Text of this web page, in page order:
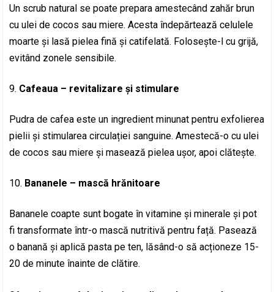
Un scrub natural se poate prepara amestecând zahăr brun
cu ulei de cocos sau miere. Acesta îndepărtează celulele
moarte și lasă pielea fină și catifelată. Folosește-l cu grijă,
evitând zonele sensibile.
Cafeaua – revitalizare și stimulare
Pudra de cafea este un ingredient minunat pentru exfolierea
pielii și stimularea circulației sanguine. Amestecă-o cu ulei
de cocos sau miere și masează pielea ușor, apoi clătește.
Bananele – mască hrănitoare
Bananele coapte sunt bogate în vitamine și minerale și pot
fi transformate într-o mască nutritivă pentru față. Pasează
o banană și aplică pasta pe ten, lăsând-o să acționeze 15-
20 de minute înainte de clătire.